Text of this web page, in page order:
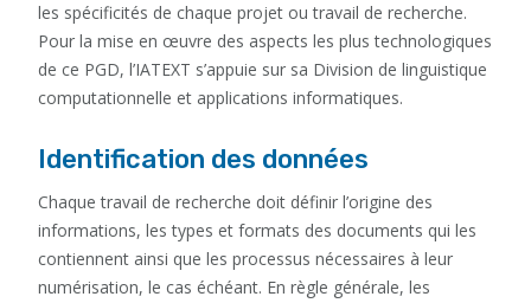
les spécificités de chaque projet ou travail de recherche.
Pour la mise en œuvre des aspects les plus technologiques
de ce PGD, l’IATEXT s’appuie sur sa Division de linguistique
computationnelle et applications informatiques.
Identification des données
Chaque travail de recherche doit définir l’origine des
informations, les types et formats des documents qui les
contiennent ainsi que les processus nécessaires à leur
numérisation, le cas échéant. En règle générale, les